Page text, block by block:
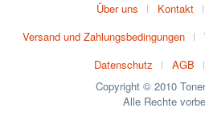
Über uns
Kontakt
Versand und Zahlungsbedingungen
Datenschutz
AGB
Copyright © 2010
Alle Rechte